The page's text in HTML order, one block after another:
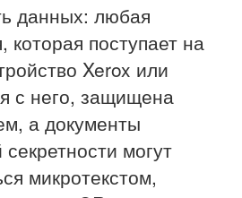
данных: любая
поступает на
Xerox или
с него, защищена
а документы
могут
микротекстом,